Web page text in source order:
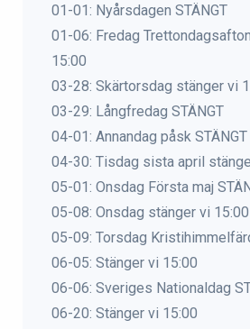
01-01: Nyårsdagen STÄNGT
01-06: Fredag
15:00
03-28: Skärtorsdag stänger vi
03-29: Långfredag STÄNGT
04-01: Annandag påsk STÄNGT
04-30: Tisdag sista april
05-01: Onsdag Första maj
05-08: Onsdag stänger vi 15:00
05-09: Torsdag
06-05: Stänger vi 15:00
06-06: Sveriges Nationaldag
06-20: Stänger vi 15:00